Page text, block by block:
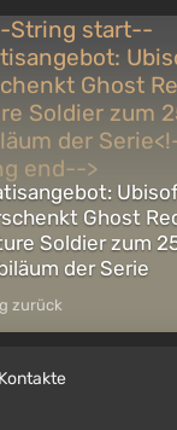
Ghost
Soldier zum
der Serie
zurück
Kontakte